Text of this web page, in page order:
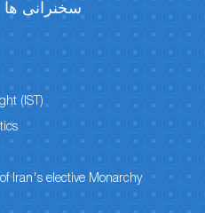
سخنرانی ها
(IST)
Iran's elective Monarchy